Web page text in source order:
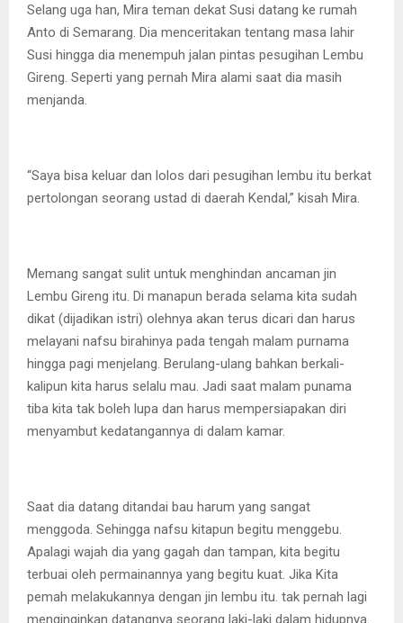
Selang uga han, Mira teman dekat Susi datang ke rumah
Anto di Semarang. Dia menceritakan tentang masa lahir
Susi hingga dia menempuh jalan pintas pesugihan Lembu
Gireng. Seperti yang pernah Mira alami saat dia masih
menjanda.
“Saya bisa keluar dan lolos dari pesugihan lembu itu berkat
pertolongan seorang ustad di daerah Kendal,” kisah Mira.
Memang sangat sulit untuk menghindan ancaman jin
Lembu Gireng itu. Di manapun berada selama kita sudah
dikat (dijadikan istri) olehnya akan terus dicari dan harus
melayani nafsu birahinya pada tengah malam purnama
hingga pagi menjelang. Berulang-ulang bahkan berkali-
kalipun kita harus selalu mau. Jadi saat malam punama
tiba kita tak boleh lupa dan harus mempersiapakan diri
menyambut kedatangannya di dalam kamar.
Saat dia datang ditandai bau harum yang sangat
menggoda. Sehingga nafsu kitapun begitu menggebu.
Apalagi wajah dia yang gagah dan tampan, kita begitu
terbuai oleh permainannya yang begitu kuat. Jika Kita
pemah melakukannya dengan jin lembu itu. tak pernah lagi
menginginkan datangnya seorang laki-laki dalam hidupnya.